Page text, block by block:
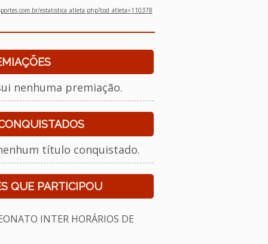
estatistica_atleta.php?cod_atleta=110378
nenhuma premiação.
título conquistado.
QUE PARTICIPOU
INTER HORÁRIOS DE